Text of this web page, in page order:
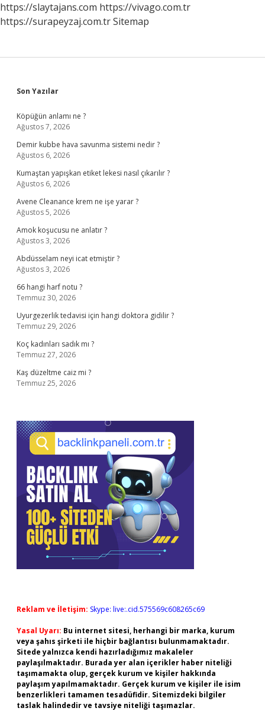
https://slaytajans.com https://vivago.com.tr
https://surapeyzaj.com.trSitemap
Sidebar
Son Yazılar
Köpüğün anlamı ne ?
Ağustos 7, 2026
Demir kubbe hava savunma sistemi nedir ?
Ağustos 6, 2026
Kumaştan yapışkan etiket lekesi nasıl çıkarılır ?
Ağustos 6, 2026
Avene Cleanance krem ne işe yarar ?
Ağustos 5, 2026
Amok koşucusu ne anlatır ?
Ağustos 3, 2026
Abdüsselam neyi icat etmiştir ?
Ağustos 3, 2026
66 hangi harf notu ?
Temmuz 30, 2026
Uyurgezerlik tedavisi için hangi doktora gidilir ?
Temmuz 29, 2026
Koç kadınları sadık mı ?
Temmuz 27, 2026
Kaş düzeltme caiz mi ?
Temmuz 25, 2026
Reklam ve İletişim: Skype: live:.cid.575569c608265c69
Yasal Uyarı: Bu internet sitesi, herhangi bir marka, kurum
veya şahıs şirketi ile hiçbir bağlantısı bulunmamaktadır.
Sitede yalnızca kendi hazırladığımız makaleler
paylaşılmaktadır. Burada yer alan içerikler haber niteliği
taşımamakta olup, gerçek kurum ve kişiler hakkında
paylaşım yapılmamaktadır. Gerçek kurum ve kişiler ile isim
benzerlikleri tamamen tesadüfidir. Sitemizdeki bilgiler
taslak halindedir ve tavsiye niteliği taşımazlar.